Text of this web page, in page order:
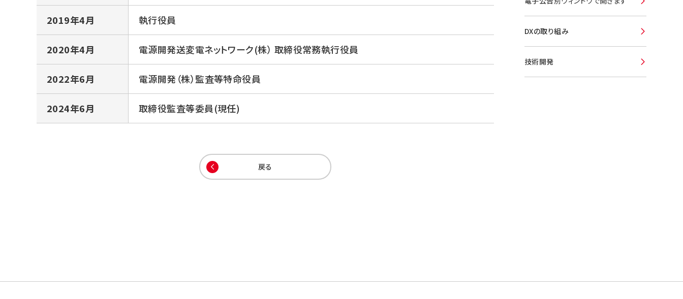
2019年4月 執行役員
2020年4月 電源開発送変電ネットワーク(株） 取締役常務執行役員
2022年6月 電源開発（株）監査等特命役員
2024年6月 取締役監査等委員(現任)
戻る
DXの取り組み
技術開発